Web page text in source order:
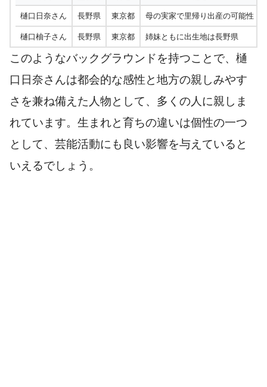
樋口日奈さん 長野県 東京都 母の実家で里帰り出産の可能性
樋口柚子さん 長野県 東京都 姉妹ともに出生地は長野県
このようなバックグラウンドを持つことで、樋
口日奈さんは都会的な感性と地方の親しみやす
さを兼ね備えた人物として、多くの人に親しま
れています。生まれと育ちの違いは個性の一つ
として、芸能活動にも良い影響を与えていると
いえるでしょう。